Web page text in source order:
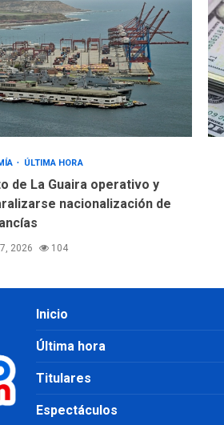
ÚLTIMA HORA
de La Guaira operativo y
nacionalización de
2026 104
Inicio
Última hora
Titulares
Espectáculos